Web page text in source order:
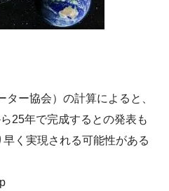
ー協会）の計算によると、
25年で完成するとの発表も
く実現される可能性がある